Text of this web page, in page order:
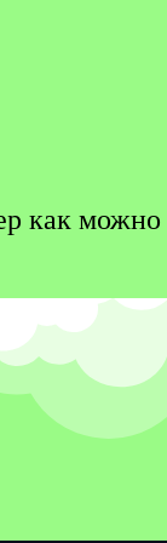
как можно